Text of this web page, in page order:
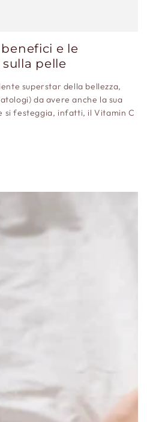
e le
pelle
superstar della bellezza,
da avere anche la sua
si festeggia, infatti, il Vitamin C